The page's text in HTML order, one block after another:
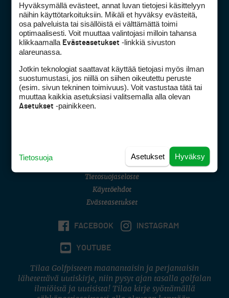
Golfpiste mediakortti
Golfpisteen yhteystiedot
DSA avoimuusraportti
Asiakaspalvelu
(digi) digi@otavamedia.fi
Tietosuojaseloste
Käyttöehdot
Evästeasetukset
FACEBOOK INSTAGRAM
YOUTUBE
Tilaa Golfpisteen maanantaisin ja perjantaisin
lähetettävä uutiskirje, niin pysyt ajan tasalla golfalan
ilmiöistä ja uutisista! Tilaa kirje syöttämällä
Hyväksymällä evästeet, annat luvan tietojesi käsittelyyn
näihin käyttötarkoituksiin. Mikäli et hyväksy evästeitä,
osa palveluista tai sisällöistä ei välttämättä toimi
optimaalisesti. Voit muuttaa valintojasi milloin tahansa
klikkaamalla Evästeasetukset -linkkiä sivuston
alareunassa.
Jotkin teknologiat saattavat käyttää tietojasi myös ilman
suostumustasi, jos niillä on siihen oikeutettu peruste
(esim. sivun tekninen toimivuus). Voit vastustaa tätä tai
muuttaa kaikkia asetuksiasi valitsemalla alla olevan
Asetukset -painikkeen.
Hyväksy
Asetukset
Tietosuoja